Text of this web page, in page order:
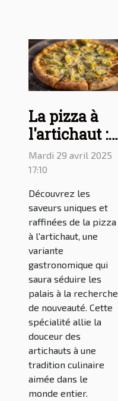
La pizza à
l'artichaut :
une
délicieuse
variante à
découvrir
Mardi 29 avril 2025
17:10
Découvrez les
saveurs uniques et
raffinées de la pizza
à l'artichaut, une
variante
gastronomique qui
saura séduire les
palais à la recherche
de nouveauté. Cette
spécialité allie la
douceur des
artichauts à une
tradition culinaire
aimée dans le
monde entier.